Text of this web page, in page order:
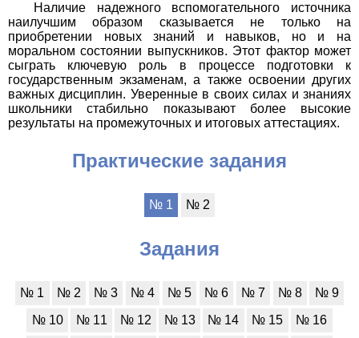
Наличие надежного вспомогательного источника
наилучшим образом сказывается не только на
приобретении новых знаний и навыков, но и на
моральном состоянии выпускников. Этот фактор может
сыграть ключевую роль в процессе подготовки к
государственным экзаменам, а также освоении других
важных дисциплин. Уверенные в своих силах и знаниях
школьники стабильно показывают более высокие
результаты на промежуточных и итоговых аттестациях.
Практические задания
№ 1 № 2
Задания
№ 1 № 2 № 3 № 4 № 5 № 6 № 7 № 8
№ 9
№ 10
№ 11 № 12 № 13 № 14 № 15
№ 16